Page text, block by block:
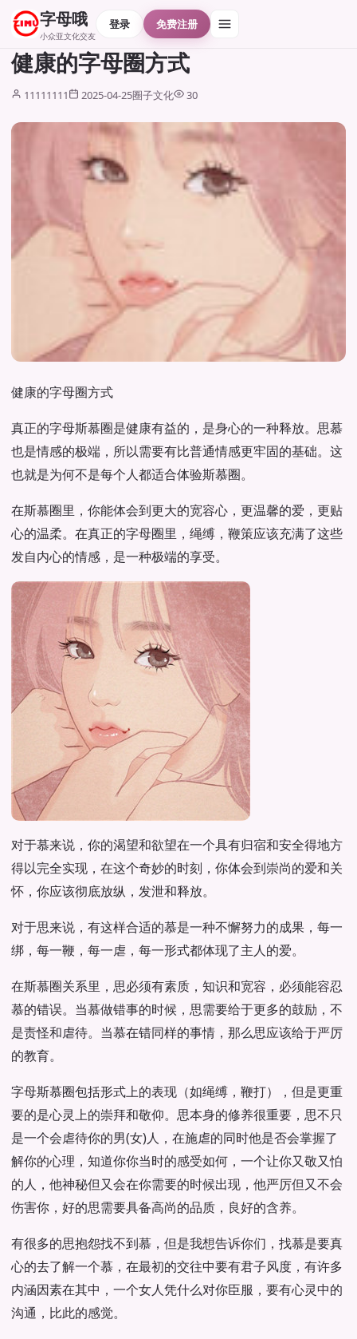
字母哦
小众亚文化交友
登录 免费注册
健康的字母圈方式
11111111 2025-04-25圈子文化 30
健康的字母圈方式
真正的字母斯慕圈是健康有益的，是身心的一种释放。思慕
也是情感的极端，所以需要有比普通情感更牢固的基础。这
也就是为何不是每个人都适合体验斯慕圈。
在斯慕圈里，你能体会到更大的宽容心，更温馨的爱，更贴
心的温柔。在真正的字母圈里，绳缚，鞭策应该充满了这些
发自内心的情感，是一种极端的享受。
对于慕来说，你的渴望和欲望在一个具有归宿和安全得地方
得以完全实现，在这个奇妙的时刻，你体会到崇尚的爱和关
怀，你应该彻底放纵，发泄和释放。
对于思来说，有这样合适的慕是一种不懈努力的成果，每一
绑，每一鞭，每一虐，每一形式都体现了主人的爱。
在斯慕圈关系里，思必须有素质，知识和宽容，必须能容忍
慕的错误。当慕做错事的时候，思需要给于更多的鼓励，不
是责怪和虐待。当慕在错同样的事情，那么思应该给于严厉
的教育。
字母斯慕圈包括形式上的表现（如绳缚，鞭打），但是更重
要的是心灵上的崇拜和敬仰。思本身的修养很重要，思不只
是一个会虐待你的男(女)人，在施虐的同时他是否会掌握了
解你的心理，知道你你当时的感受如何，一个让你又敬又怕
的人，他神秘但又会在你需要的时候出现，他严厉但又不会
伤害你，好的思需要具备高尚的品质，良好的含养。
有很多的思抱怨找不到慕，但是我想告诉你们，找慕是要真
心的去了解一个慕，在最初的交往中要有君子风度，有许多
内涵因素在其中，一个女人凭什么对你臣服，要有心灵中的
沟通，比此的感觉。